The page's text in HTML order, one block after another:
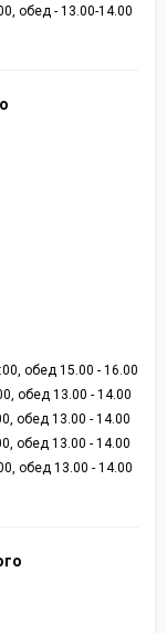
обед - 13.00-14.00
обед 15.00 - 16.00
обед 13.00 - 14.00
обед 13.00 - 14.00
обед 13.00 - 14.00
обед 13.00 - 14.00